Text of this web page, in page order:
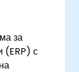
за
(ERP) с